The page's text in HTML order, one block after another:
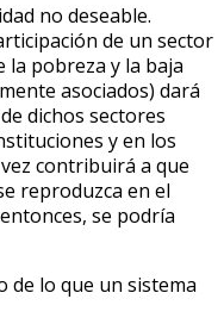
no deseable.
de un sector
la pobreza y la baja
asociados) dará
dichos sectores
y en los
contribuirá a que
reproduzca en el
se podría
de lo que un sistema